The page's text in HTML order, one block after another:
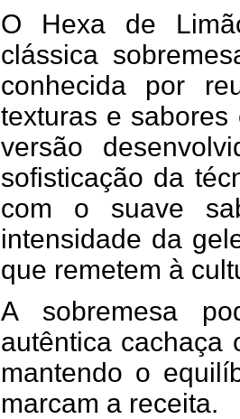
O Hexa de
clássica
conhecida por
texturas e
versão
sofisticação da
com o suave
intensidade da
que remetem à
A sobremesa
autêntica cachaça
mantendo o
marcam a receita.